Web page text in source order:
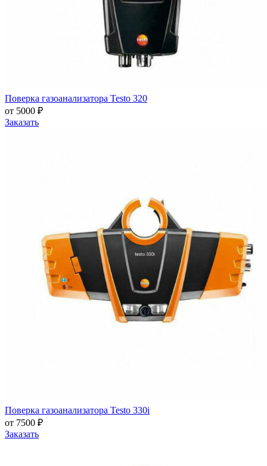
Поверка газоанализатора Testo 320
от 5000 ₽
Заказать
Поверка газоанализатора Testo 330i
от 7500 ₽
Заказать